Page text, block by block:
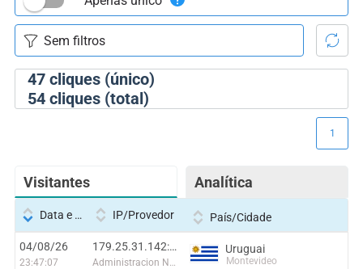
47cliques (único)
54cliques (total)
Visitantes Analítica
1
Data e hora IP/Provedor País/Cidade
04/08/26
23:47:07
179.25.31.142:59840
Administracion Nacional de Telecomunicaciones
Uruguai
Montevideo